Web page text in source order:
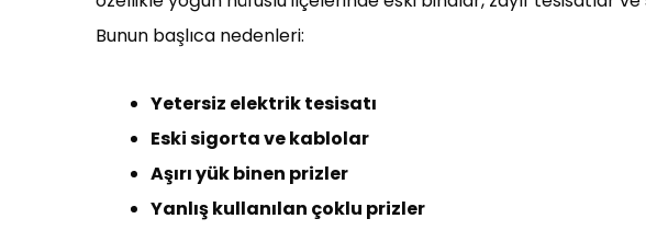
Bunun başlıca nedenleri:
Yetersiz elektrik tesisatı
Eski sigorta ve kablolar
Aşırı yük binen prizler
Yanlış kullanılan çoklu prizler